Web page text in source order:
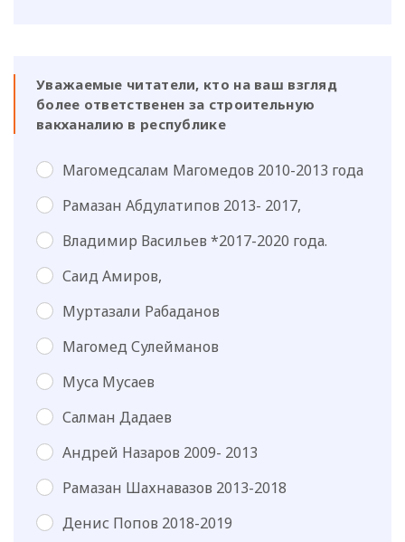
Уважаемые читатели, кто на ваш взгляд
более ответственен за строительную
вакханалию в республике
Магомедсалам Магомедов 2010-2013 года
Рамазан Абдулатипов 2013- 2017,
Владимир Васильев *2017-2020 года.
Саид Амиров,
Муртазали Рабаданов
Магомед Сулейманов
Муса Мусаев
Салман Дадаев
Андрей Назаров 2009- 2013
Рамазан Шахнавазов 2013-2018
Денис Попов 2018-2019